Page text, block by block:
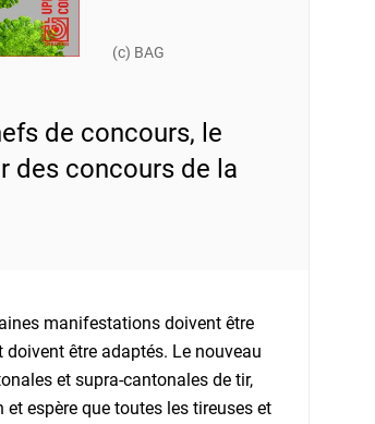
(c) BAG
de concours, le
des concours de la
manifestations doivent être
être adaptés. Le nouveau
et supra-cantonales de tir,
espère que toutes les tireuses et